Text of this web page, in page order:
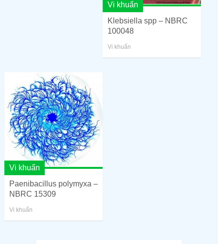
Vi khuẩn
Klebsiella spp – NBRC
100048
Vi khuẩn
Vi khuẩn
Paenibacillus polymyxa –
NBRC 15309
Vi khuẩn